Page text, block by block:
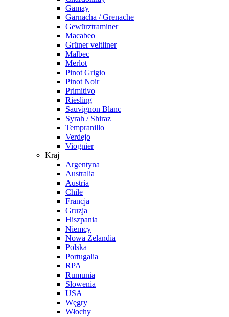
Gamay
Garnacha / Grenache
Gewürztraminer
Macabeo
Grüner veltliner
Malbec
Merlot
Pinot Grigio
Pinot Noir
Primitivo
Riesling
Sauvignon Blanc
Syrah / Shiraz
Tempranillo
Verdejo
Viognier
Kraj
Argentyna
Australia
Austria
Chile
Francja
Gruzja
Hiszpania
Niemcy
Nowa Zelandia
Polska
Portugalia
RPA
Rumunia
Słowenia
USA
Węgry
Włochy